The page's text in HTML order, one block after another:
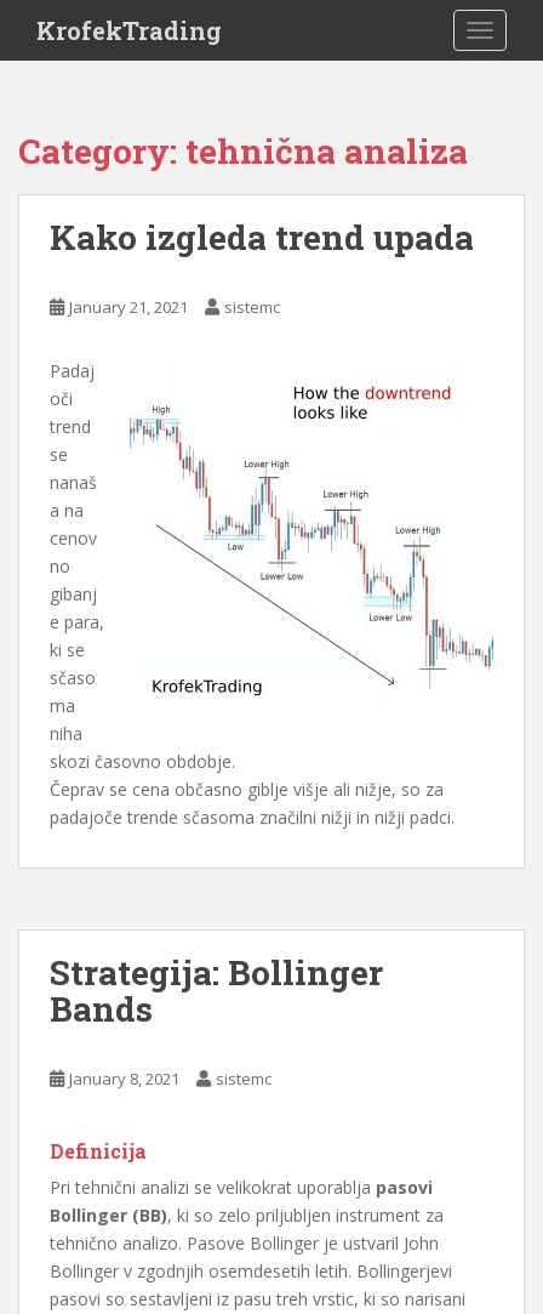
i
KrofekTrading
Category: tehnična analiza
Kako izgleda trend upada
January 21, 2021 sistemc
Padaj
oči
trend
se
nanaš
a na
cenov
no
gibanj
e para,
ki se
sčaso
ma
niha
skozi časovno obdobje.
Čeprav se cena občasno giblje višje ali nižje, so za
padajoče trende sčasoma značilni nižji in nižji padci.
Strategija: Bollinger
Bands
January 8, 2021 sistemc
Definicija
Pri tehnični analizi se velikokrat uporablja pasovi
Bollinger (BB), ki so zelo priljubljen instrument za
tehnično analizo. Pasove Bollinger je ustvaril John
Bollinger v zgodnjih osemdesetih letih. Bollingerjevi
pasovi so sestavljeni iz pasu treh vrstic, ki so narisani